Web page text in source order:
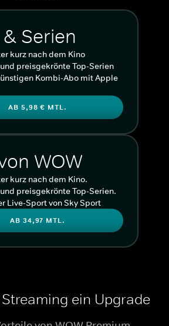
Serien
kurz nach dem Kino
preisgekrönte Top-Serien
Kombi-Abo mit Apple
AB 5,98 € MTL.
WOW
kurz nach dem Kino.
preisgekrönte Top-Serien.
Live-Sport von Sky Sport
AB 34,97 MTL.
ein Upgrade